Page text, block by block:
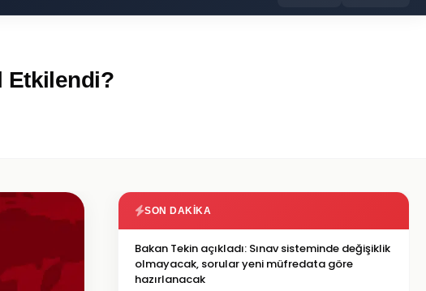
Etkilendi?
SON DAKIKA
Bakan Tekin açıkladı: Sınav sisteminde değişiklik
olmayacak, sorular yeni müfredata göre
hazırlanacak